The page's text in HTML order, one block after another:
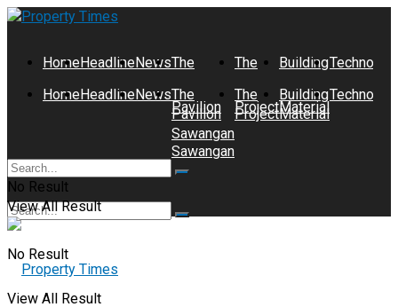
HomeHeadlineNewsThe
Pavilion
Sawangan
The
Project
Building
Material
No Result
View All Result
HomeHeadlineNewsThe
Pavilion
Sawangan
The
Project
Building
Material
No Result
View All Result